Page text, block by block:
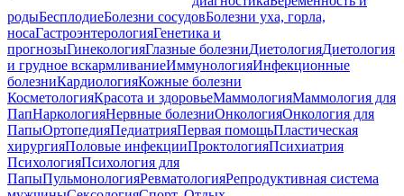
родыБесплодиеБолезни сосудовБолезни уха, горла,
носаГастроэнтерологияГенетика и
прогнозыГинекологияГлазные болезниДиетологияДиетология
и грудное вскармливаниеИммунологияИнфекционные
болезниКардиологияКожные болезни
КосметологияКрасота и здоровьеМаммологияМаммология для
ПапНаркологияНервные болезниОнкологияОнкология для
ПапыОртопедияПедиатрияПервая помощьПластическая
хирургияПоловые инфекцииПроктологияПсихиатрия
ПсихологияПсихология для
ПапыПульмонологияРевматологияРепродуктивная система